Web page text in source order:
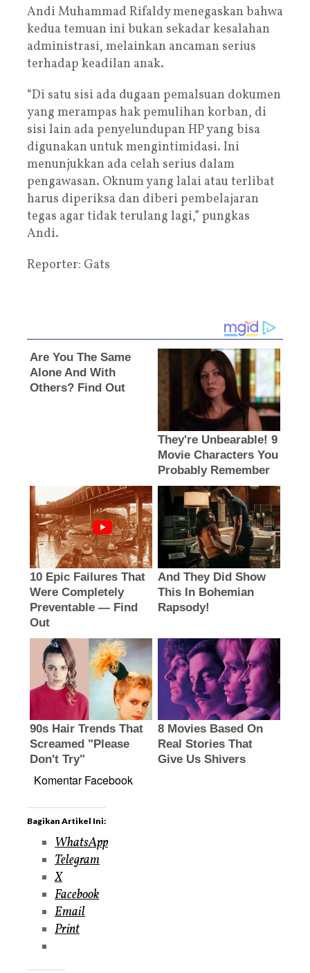
Andi Muhammad Rifaldy menegaskan bahwa
kedua temuan ini bukan sekadar kesalahan
administrasi, melainkan ancaman serius
terhadap keadilan anak.
“Di satu sisi ada dugaan pemalsuan dokumen
yang merampas hak pemulihan korban, di
sisi lain ada penyelundupan HP yang bisa
digunakan untuk mengintimidasi. Ini
menunjukkan ada celah serius dalam
pengawasan. Oknum yang lalai atau terlibat
harus diperiksa dan diberi pembelajaran
tegas agar tidak terulang lagi,” pungkas
Andi.
Reporter: Gats
Komentar Facebook
Bagikan Artikel Ini:
WhatsApp
Telegram
X
Facebook
Email
Print